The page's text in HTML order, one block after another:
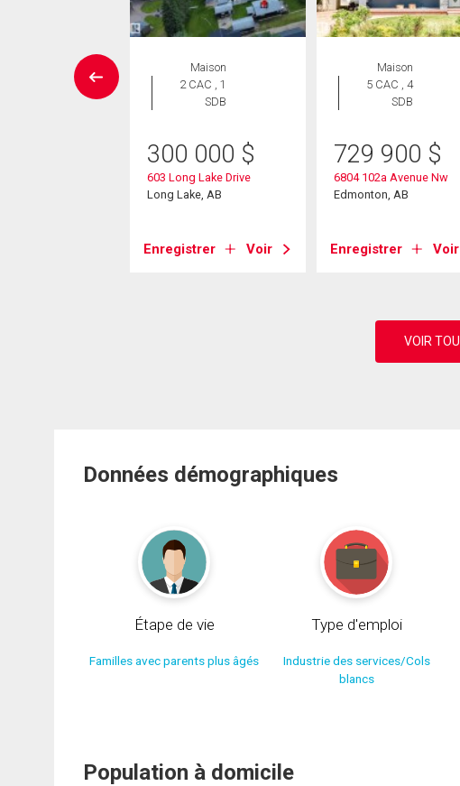
Maison
2 CAC , 1
SDB
300 000 $
603 Long Lake Drive
Long Lake, AB
Enregistrer Voir
Maison
5 CAC , 4
SDB
729 900 $
6804 102a Avenue Nw
Edmonton, AB
Enregistrer Voir
Données démographiques
Étape de vie
Familles avec parents plus âgés
Type d'emploi
Industrie des services/Cols
blancs
Population à domicile